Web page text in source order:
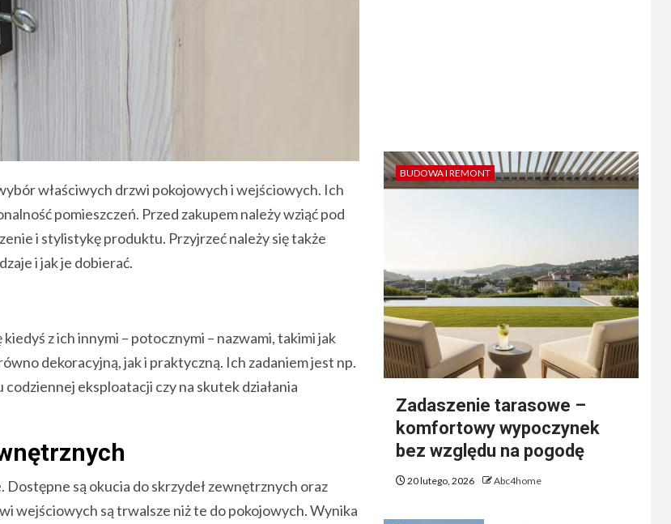
właściwych drzwi pokojowych i wejściowych. Ich
pomieszczeń. Przed zakupem należy wziąć pod
i stylistykę produktu. Przyjrzeć należy się także
i jak je dobierać.
z ich innymi – potocznymi – nazwami, takimi jak
dekoracyjną, jak i praktyczną. Ich zadaniem jest np.
eksploatacji czy na skutek działania
Dostępne są okucia do skrzydeł zewnętrznych oraz
wejściowych są trwalsze niż te do pokojowych. Wynika
BUDOWA I REMONT
Zadaszenie tarasowe –
komfortowy wypoczynek
bez względu na pogodę
20 lutego, 2026 Abc4home